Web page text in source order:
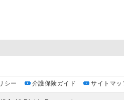
シー 介護保険ガイド サイトマッ